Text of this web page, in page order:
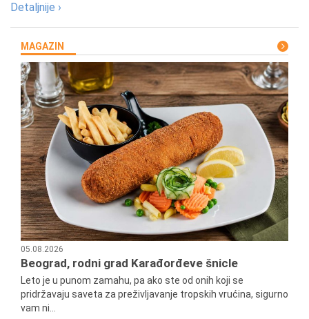
Detaljnije ›
MAGAZIN
05.08.2026
Beograd, rodni grad Karađorđeve šnicle
Leto je u punom zamahu, pa ako ste od onih koji se
pridržavaju saveta za preživljavanje tropskih vrućina, sigurno
vam ni...